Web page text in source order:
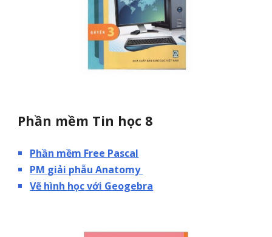
Phần mềm Tin học 8
Phần mềm Free Pascal
PM giải phẫu Anatomy
Vẽ hình họcvới Geogebra